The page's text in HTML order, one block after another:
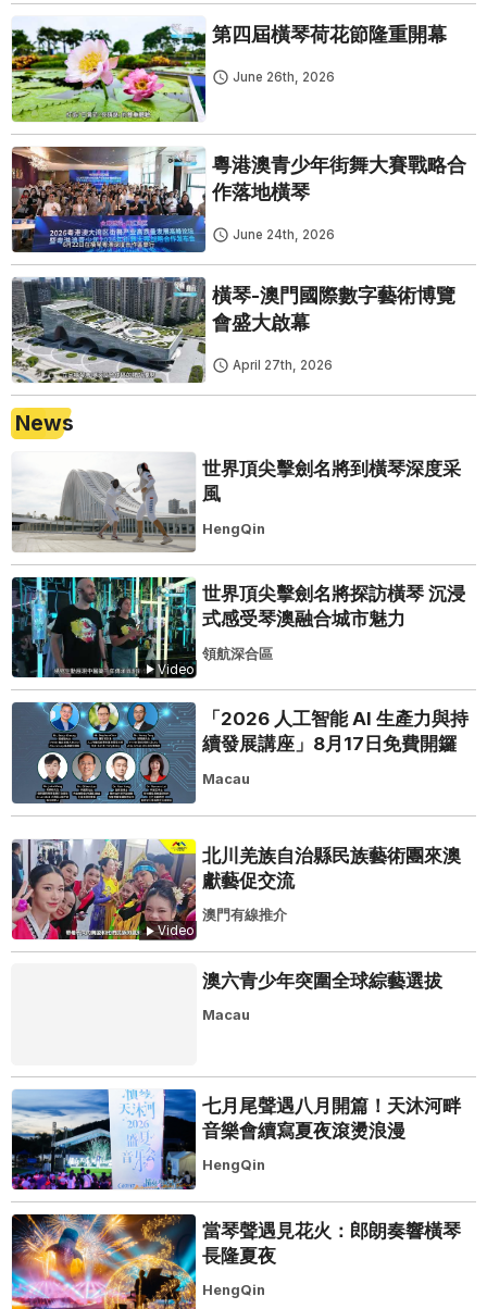
第四屆橫琴荷花節隆重開幕
June 26th, 2026
粵港澳青少年街舞大賽戰略合
作落地橫琴
June 24th, 2026
橫琴-澳門國際數字藝術博覽
會盛大啟幕
April 27th, 2026
News
世界頂尖擊劍名將到橫琴深度采
風
HengQin
Video
世界頂尖擊劍名將探訪橫琴 沉浸
式感受琴澳融合城市魅力
領航深合區
「2026 人工智能 AI 生產力與持
續發展講座」8月17日免費開鑼
Macau
Video
北川羌族自治縣民族藝術團來澳
獻藝促交流
澳門有線推介
澳六青少年突圍全球綜藝選拔
Macau
七月尾聲遇八月開篇！天沐河畔
音樂會續寫夏夜滾燙浪漫
HengQin
當琴聲遇見花火：郎朗奏響橫琴
長隆夏夜
HengQin